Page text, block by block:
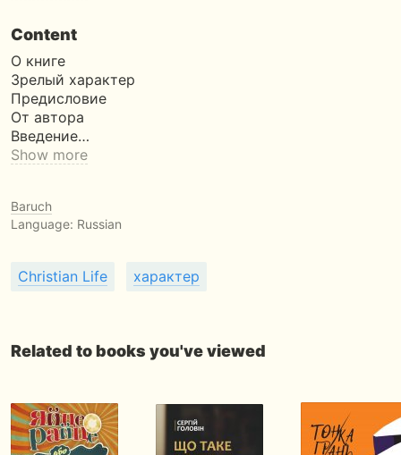
Content
О книге
Зрелый характер
Предисловие
От автора
Введение…
Show more
Baruch
Language: Russian
Christian Life характер
Related to books you've viewed